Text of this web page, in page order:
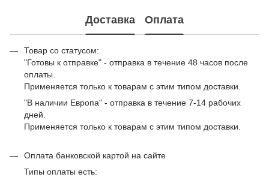
Доставка Оплата
Товар со статусом:
"Готовы к отправке" - отправка в течение 48 часов после
оплаты.
Применяется только к товарам с этим типом доставки.
"В наличии Европа" - отправка в течение 7-14 рабочих
дней.
Применяется только к товарам с этим типом доставки.
Оплата банковской картой на сайте
Типы оплаты есть: